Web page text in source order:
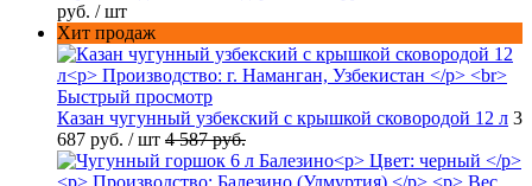
руб. / шт
Хит продаж
Быстрый просмотр
Казан чугунный узбекский с крышкой сковородой 12 л 3
687 руб. / шт 4 587 руб.